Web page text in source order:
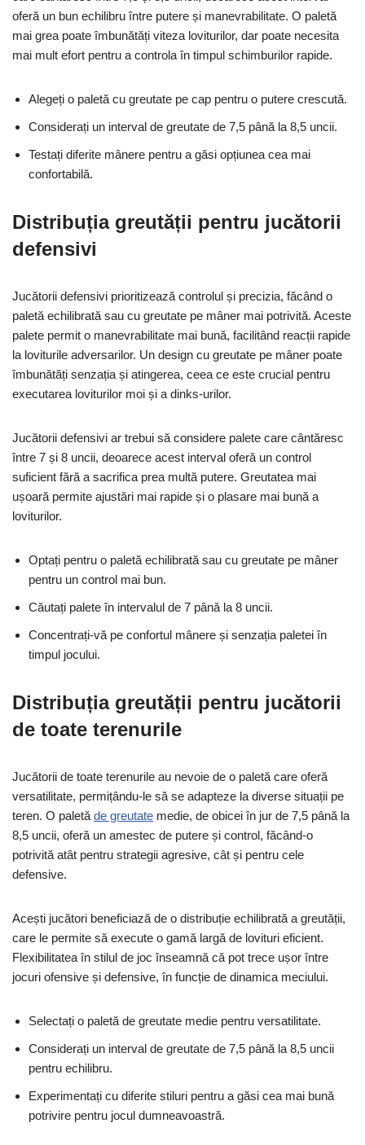
oferă un bun echilibru între putere și manevrabilitate. O paletă
mai grea poate îmbunătăți viteza loviturilor, dar poate necesita
mai mult efort pentru a controla în timpul schimburilor rapide.
Alegeți o paletă cu greutate pe cap pentru o putere crescută.
Considerați un interval de greutate de 7,5 până la 8,5 uncii.
Testați diferite mânere pentru a găsi opțiunea cea mai
confortabilă.
Distribuția greutății pentru jucătorii
defensivi
Jucătorii defensivi prioritizează controlul și precizia, făcând o
paletă echilibrată sau cu greutate pe mâner mai potrivită. Aceste
palete permit o manevrabilitate mai bună, facilitând reacții rapide
la loviturile adversarilor. Un design cu greutate pe mâner poate
îmbunătăți senzația și atingerea, ceea ce este crucial pentru
executarea loviturilor moi și a dinks-urilor.
Jucătorii defensivi ar trebui să considere palete care cântăresc
între 7 și 8 uncii, deoarece acest interval oferă un control
suficient fără a sacrifica prea multă putere. Greutatea mai
ușoară permite ajustări mai rapide și o plasare mai bună a
loviturilor.
Optați pentru o paletă echilibrată sau cu greutate pe mâner
pentru un control mai bun.
Căutați palete în intervalul de 7 până la 8 uncii.
Concentrați-vă pe confortul mânere și senzația paletei în
timpul jocului.
Distribuția greutății pentru jucătorii
de toate terenurile
Jucătorii de toate terenurile au nevoie de o paletă care oferă
versatilitate, permițându-le să se adapteze la diverse situații pe
teren. O paletă de greutate medie, de obicei în jur de 7,5 până la
8,5 uncii, oferă un amestec de putere și control, făcând-o
potrivită atât pentru strategii agresive, cât și pentru cele
defensive.
Acești jucători beneficiază de o distribuție echilibrată a greutății,
care le permite să execute o gamă largă de lovituri eficient.
Flexibilitatea în stilul de joc înseamnă că pot trece ușor între
jocuri ofensive și defensive, în funcție de dinamica meciului.
Selectați o paletă de greutate medie pentru versatilitate.
Considerați un interval de greutate de 7,5 până la 8,5 uncii
pentru echilibru.
Experimentați cu diferite stiluri pentru a găsi cea mai bună
potrivire pentru jocul dumneavoastră.